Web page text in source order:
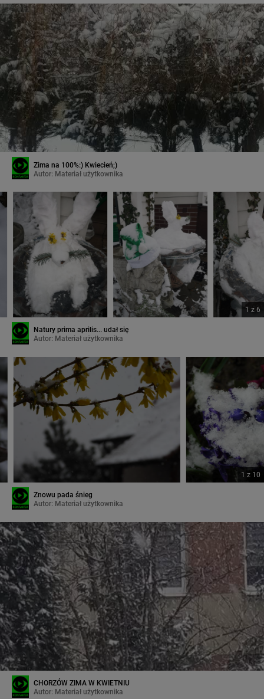
Zima na 100%:) Kwiecień;)
Autor: Materiał użytkownika
1 z 6
Natury prima aprilis... udał się
Autor: Materiał użytkownika
1 z 10
Znowu pada śnieg
Autor: Materiał użytkownika
CHORZÓW ZIMA W KWIETNIU
Autor: Materiał użytkownika